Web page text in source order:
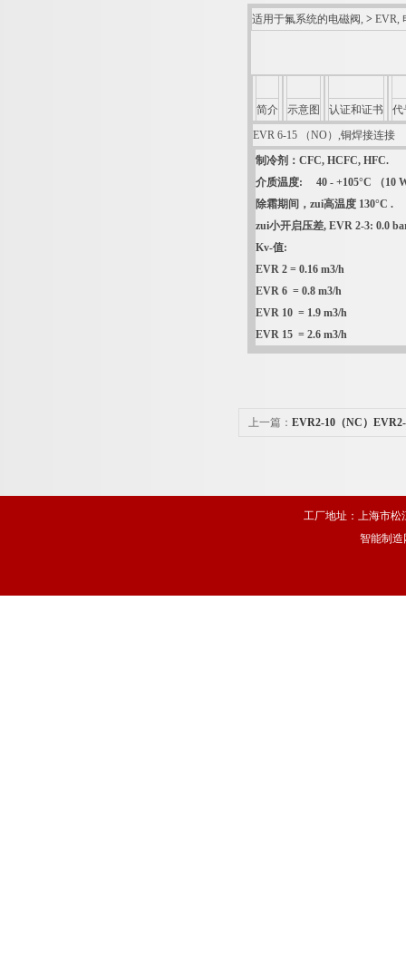
适用于氟系统的电磁阀, > EVR,
简介 示意图 认证和证书
代
EVR 6-15 （NO）,铜焊接连接
制冷剂：CFC, HCFC, HFC.
介质温度: 40 - +105°C （10
除霜期间，zui高温度 130°C .
zui小开启压差, EVR 2-3: 0.0
Kv-值:
EVR 2 = 0.16 m3/h
EVR 6 = 0.8 m3/h
EVR 10 = 1.9 m3/h
EVR 15 = 2.6 m3/h
上一篇： EVR2-10（NC）
工厂地址：上海市松
智能制造